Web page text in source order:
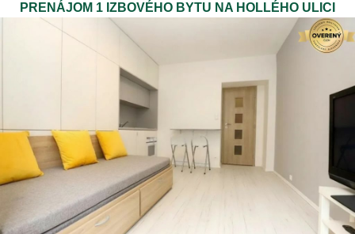
PRENÁJOM 1 IZBOVÉHO BYTU NA HOLLÉHO ULICI